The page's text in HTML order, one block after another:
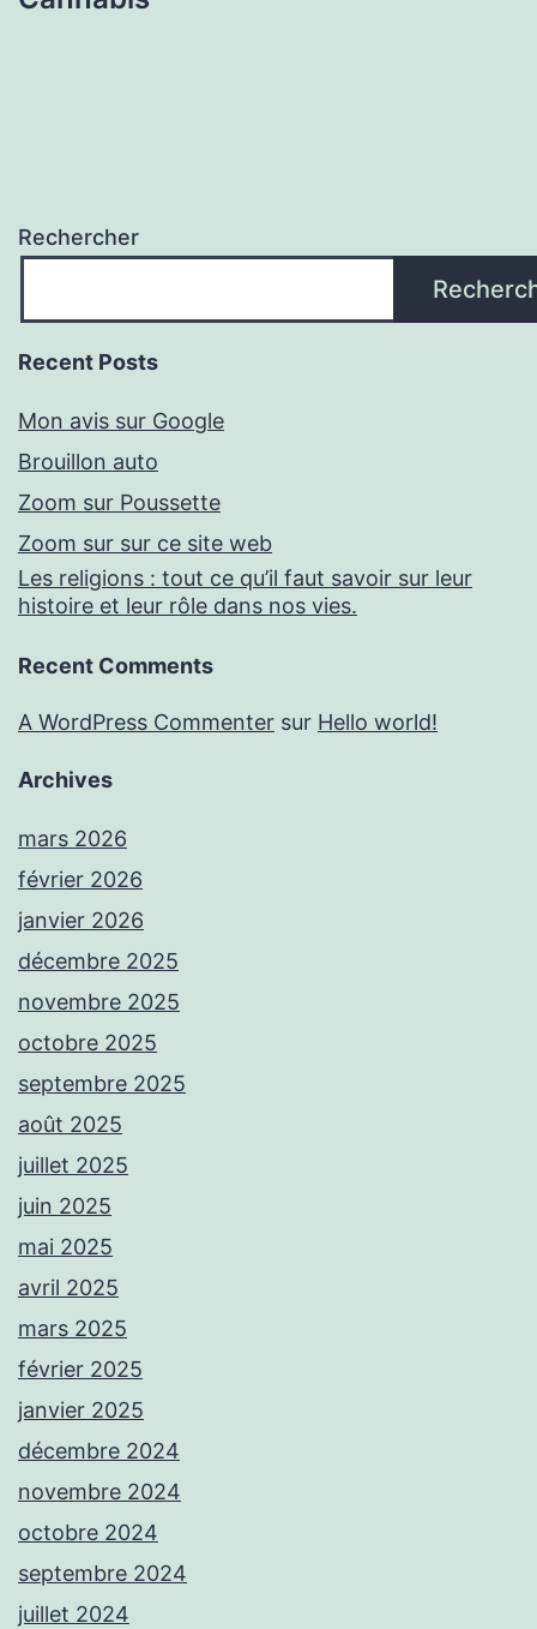
Rechercher
Recent Posts
Mon avis sur Google
Brouillon auto
Zoom sur Poussette
Zoom sur sur ce site web
Les religions : tout ce qu’il faut savoir sur leur
histoire et leur rôle dans nos vies.
Recent Comments
A WordPress Commenter sur Hello world!
Archives
mars 2026
février 2026
janvier 2026
décembre 2025
novembre 2025
octobre 2025
septembre 2025
août 2025
juillet 2025
juin 2025
mai 2025
avril 2025
mars 2025
février 2025
janvier 2025
décembre 2024
novembre 2024
octobre 2024
septembre 2024
juillet 2024